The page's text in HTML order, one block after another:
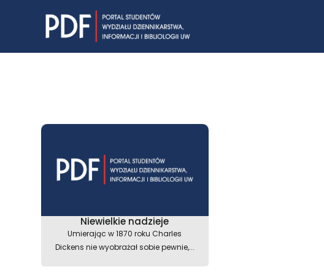
Niewielkie nadzieje
Umierając w 1870 roku Charles
Dickens nie wyobrażał sobie pewnie,...